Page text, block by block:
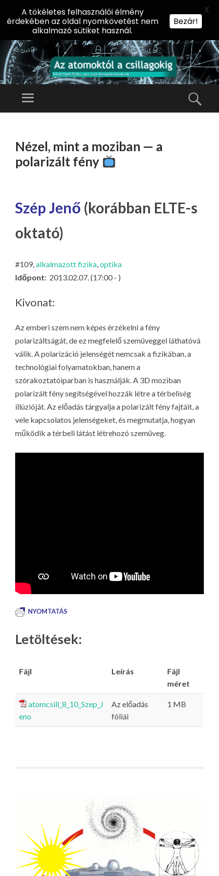
AZ
KT
CS
IL
KI
Előadássorozat
Természettudományi
Menü
TARTALOMHOZ
Nézel, mint a moziban — a
polarizált fény
Szép Jenő (korábban ELTE-s
oktató)
#109,alkalmazott fizika,optika
Időpont: 2013.02.07. (17:00 - )
Kivonat:
Az emberi szem nem képes érzékelni a fény
polarizáltságát, de ez megfelelő szemüveggel láthatóvá
válik. A polarizáció jelenségét nemcsak a fizikában, a
technológiai folyamatokban, hanem a
szórakoztatóiparban is használják. A 3D moziban
polarizált fény segítségével hozzák létre a térbeliség
illúzióját. Az előadás tárgyalja a polarizált fény fajtáit, a
vele kapcsolatos jelenségeket, és megmutatja, hogyan
működik a térbeli látást létrehozó szemüveg.
NYOMTATÁS
Letöltések:
Fájl Leírás
Fájl
méret
atomcsill_8_10_Szep_J
eno
Az előadás
fóliái
1 MB
A tökéletes felhasználói élmény
érdekében az oldal nyomkövetést nem
alkalmazó sütiket használ.
Bezár!
X